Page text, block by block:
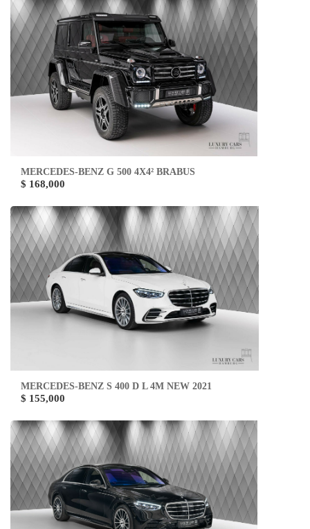
MERCEDES-BENZ G 500 4X4² BRABUS
$ 168,000
MERCEDES-BENZ S 400 D L 4M NEW 2021
$ 155,000